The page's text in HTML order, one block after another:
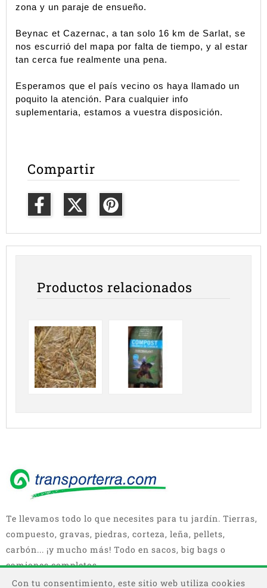
zona y un paraje de ensueño.
Beynac et Cazernac, a tan solo 16 km de Sarlat, se
nos escurrió del mapa por falta de tiempo, y al estar
tan cerca fue realmente una pena.
Esperamos que el país vecino os haya llamado un
poquito la atención. Para cualquier info
suplementaria, estamos a vuestra disposición.
Compartir
Productos relacionados
Te llevamos todo lo que necesites para tu jardín. Tierras,
compuesto, gravas, piedras, corteza, leña, pellets,
carbón... ¡y mucho más! Todo en sacos, big bags o
camiones completos.
Con tu consentimiento, este sitio web utiliza cookies